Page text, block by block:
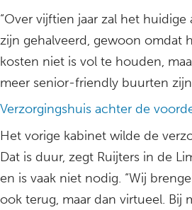
“Over vijftien jaar zal het
zijn gehalveerd, gewoon omdat
kosten niet is vol te houden,
meer senior-friendly buurten
Verzorgingshuis achter de
Het vorige kabinet wilde de
Dat is duur, zegt Ruijters in de
en is vaak niet nodig. “Wij
ook terug, maar dan virtueel. Bij